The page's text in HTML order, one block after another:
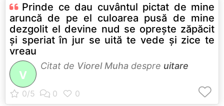
Prinde ce dau cuvântul pictat de mine
aruncă de pe el culoarea pusă de mine
dezgolit el devine nud se opreşte zăpăcit
şi speriat în jur se uită te vede şi zice te
vreau
V
Citat de Viorel Muha despre uitare